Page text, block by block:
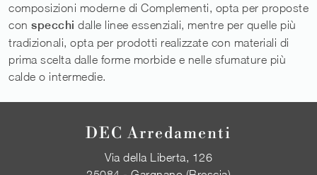
composizioni moderne di Complementi, opta per proposte
con specchi dalle linee essenziali, mentre per quelle più
tradizionali, opta per prodotti realizzate con materiali di
prima scelta dalle forme morbide e nelle sfumature più
calde o intermedie.
DEC Arredamenti
Via della Liberta, 126